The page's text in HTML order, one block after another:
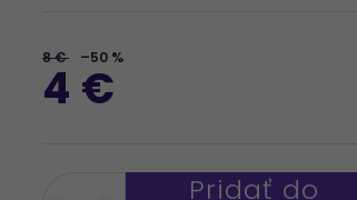
8 € –50 %
4 €
Pridať do